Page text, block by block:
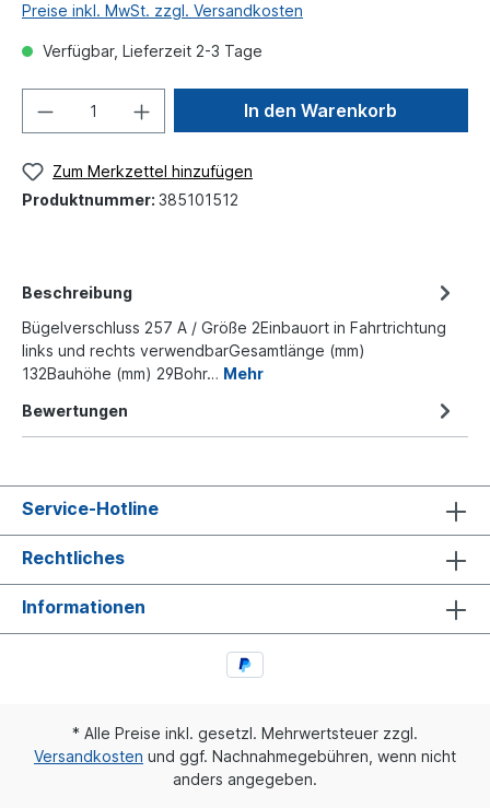
Preise inkl. MwSt. zzgl. Versandkosten
Verfügbar, Lieferzeit 2-3 Tage
In den Warenkorb
Zum Merkzettel hinzufügen
Produktnummer: 385101512
Beschreibung
Bügelverschluss 257 A / Größe 2Einbauort in Fahrtrichtung
links und rechts verwendbarGesamtlänge (mm)
132Bauhöhe (mm) 29Bohr… Mehr
Bewertungen
Service-Hotline
Rechtliches
Informationen
* Alle Preise inkl. gesetzl. Mehrwertsteuer zzgl.
Versandkosten und ggf. Nachnahmegebühren, wenn nicht
anders angegeben.